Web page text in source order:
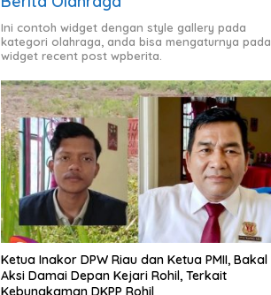
Ini contoh widget dengan style gallery pada
kategori olahraga, anda bisa mengaturnya pada
widget recent post wpberita.
Ketua Inakor DPW Riau dan Ketua PMII, Bakal
Aksi Damai Depan Kejari Rohil, Terkait
Kebungkaman DKPP Rohil